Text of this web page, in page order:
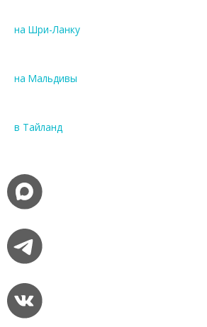
на Шри-Ланку
на Мальдивы
в Тайланд